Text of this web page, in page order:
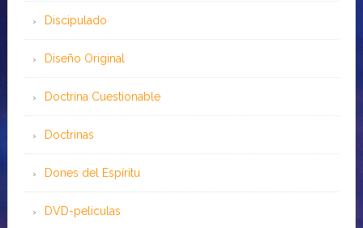
Discipulado
Diseño Original
Doctrina Cuestionable
Doctrinas
Dones del Espíritu
DVD-peliculas